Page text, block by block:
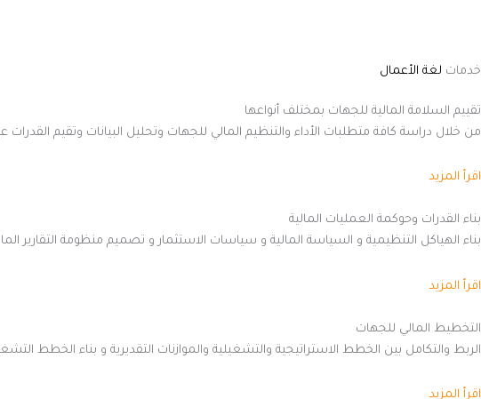
خدمات لغة الأعمال
تقييم السلامة المالية للجهات بمختلف أنواعها
من خلال دراسة كافة متطلبات الأداء والتنظيم المالي للجهات وتحليل البيانات وتقيم القدرات
اقرأ المزيد
بناء القدرات وحوكمة العمليات المالية
بناء الهياكل التنظيمية و السياسة المالية و سياسات الاستثمار و تصميم منظومة التقارير
اقرأ المزيد
التخطيط المالي للجهات
الربط والتكامل بين الخطط الاستراتيجية والتشغيلية والموازنات التقديرية و بناء الخطط
اقرأ المزيد